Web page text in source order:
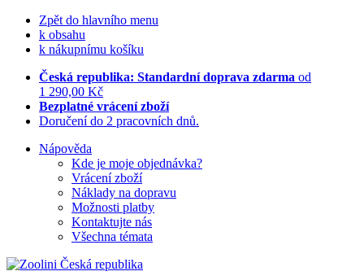
Zpět do hlavního menu
k obsahu
k nákupnímu košíku
Česká republika: Standardní doprava zdarma od
1 290,00 Kč
Bezplatné vrácení zboží
Doručení do 2 pracovních dnů.
Nápověda
Kde je moje objednávka?
Vrácení zboží
Náklady na dopravu
Možnosti platby
Kontaktujte nás
Všechna témata